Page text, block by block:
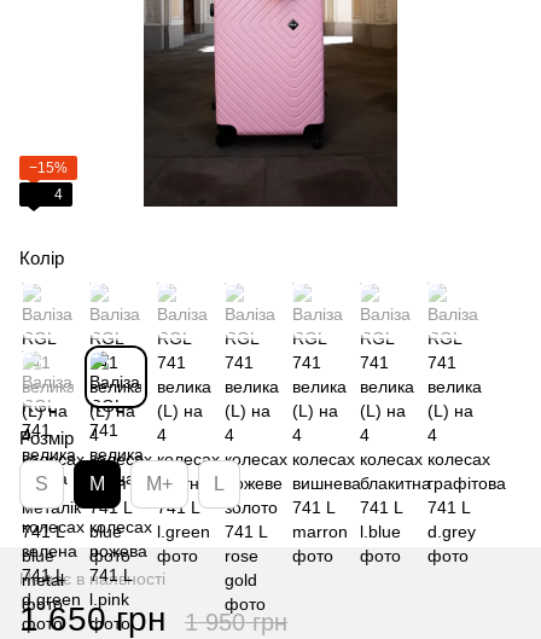
−15%
4
Колір
Розмір
S M M+ L
Немає в наявності
1 650 грн 1 950 грн